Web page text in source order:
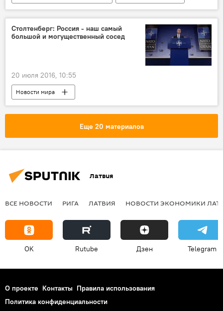
ВНЖ в Латвии
Столтенберг: Россия - наш самый
большой и могущественный сосед
20 июля 2016, 10:55
Новости мира
НАТО: побатальонно на восток
Еще 20 материалов
Латвия
ВСЕ НОВОСТИ РИГА ЛАТВИЯ НОВОСТИ ЭКОНОМИКИ
OK Rutube Дзен Telegram
О проекте Контакты Правила использования
Политика конфиденциальности